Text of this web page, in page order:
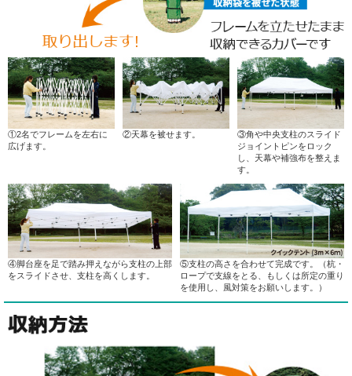
①2名でフレームを左右に
広げます。
②天幕を被せます。
③角や中央支柱のスライド
ジョイントピンをロック
し、天幕や補強布を整えま
す。
④脚台座を足で踏み押えながら支柱の上部
をスライドさせ、支柱を高くします。
⑤支柱の高さを合わせて完成です。（杭・
ロープで支線をとる、もしくは所定の重り
を使用し、風対策をお願いします。）